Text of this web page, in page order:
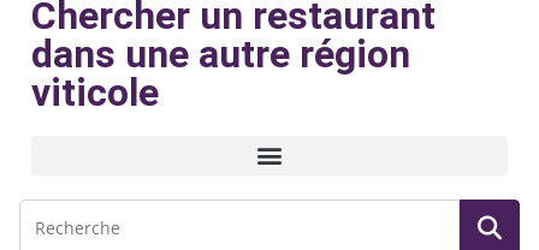
Chercher un restaurant
dans une autre région
viticole